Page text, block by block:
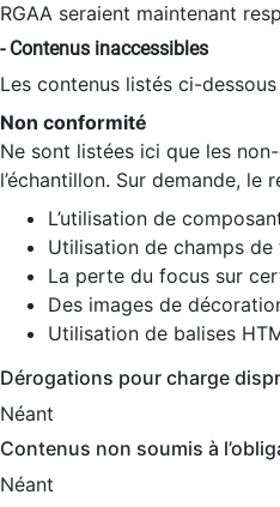
RGAA seraient maintenant
- Contenus inaccessibles
Les contenus listés ci-
Non conformité
Ne sont listées ici que les
l’échantillon. Sur demande,
L’utilisation de
Utilisation de champs
La perte du focus sur
Des images de
Utilisation de balises
Dérogations pour charge
Néant
Contenus non soumis à
Néant